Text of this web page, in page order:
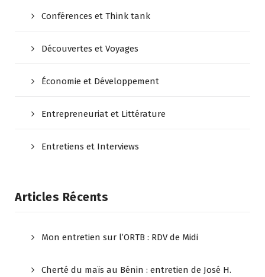
Conférences et Think tank
Découvertes et Voyages
Économie et Développement
Entrepreneuriat et Littérature
Entretiens et Interviews
Articles Récents
Mon entretien sur l’ORTB : RDV de Midi
Cherté du maïs au Bénin : entretien de José H.